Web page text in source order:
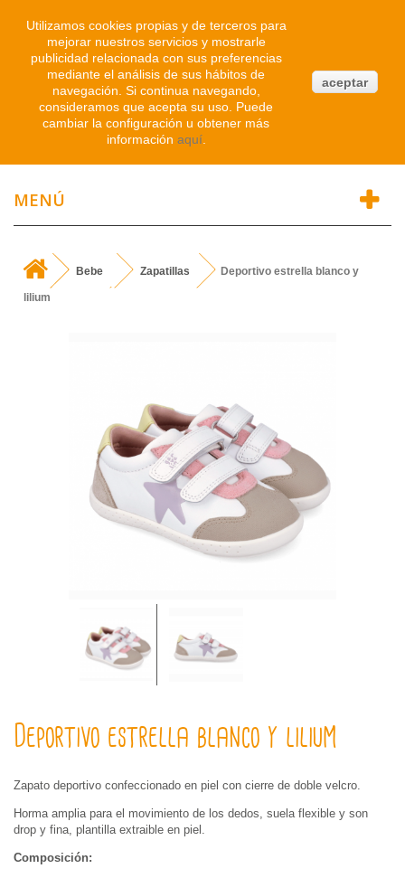
Atendemos WhatsApp
91 214 1542
MENÚ
Bebe Zapatillas Deportivo estrella blanco y
lilium
Deportivo estrella blanco y lilium
Zapato deportivo confeccionado en piel con cierre de doble velcro.
Horma amplia para el movimiento de los dedos, suela flexible y son
drop y fina, plantilla extraible en piel.
Composición:
Utilizamos cookies propias y de terceros para
mejorar nuestros servicios y mostrarle
publicidad relacionada con sus preferencias
mediante el análisis de sus hábitos de
navegación. Si continua navegando,
consideramos que acepta su uso. Puede
cambiar la configuración u obtener más
información aquí.
aceptar